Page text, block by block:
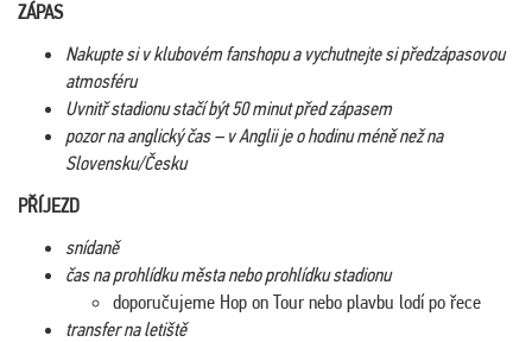
ZÁPAS
Nakupte si v klubovém fanshopu a vychutnejte si předzápasovou
atmosféru
Uvnitř stadionu stačí být 50 minut před zápasem
pozor na anglický čas – v Anglii je o hodinu méně než na
Slovensku/Česku
PŘÍJEZD
snídaně
čas na prohlídku města nebo prohlídku stadionu
doporučujeme Hop on Tour nebo plavbu lodí po řece
transfer na letiště